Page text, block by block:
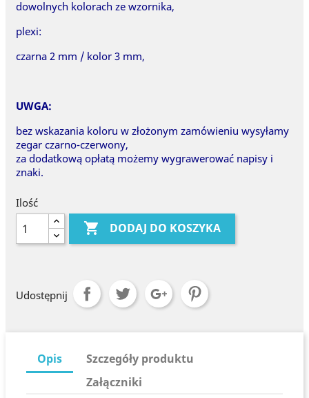
dowolnych kolorach ze wzornika,
plexi:
czarna 2 mm / kolor 3 mm,
UWGA:
bez wskazania koloru w złożonym zamówieniu wysyłamy
zegar czarno-czerwony,
za dodatkową opłatą możemy wygrawerować napisy i
znaki.
Ilość
 DODAJ DO KOSZYKA
Udostępnij
Opis
Szczegóły produktu
Załączniki